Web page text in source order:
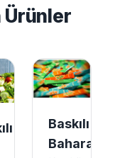
Ürünler
Baskılı
Baharat